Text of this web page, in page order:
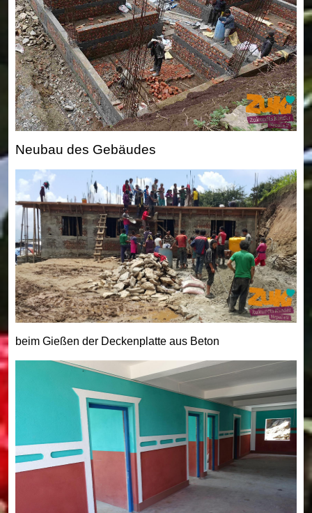
Neubau des Gebäudes
beim Gießen der Deckenplatte aus Beton